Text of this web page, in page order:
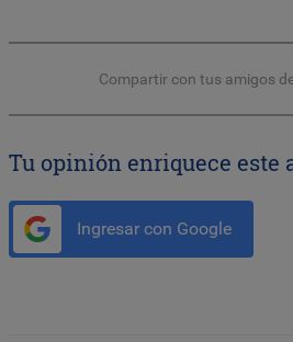
Compartir con tus amigos
Tu opinión enriquece este
Ingresar con Google